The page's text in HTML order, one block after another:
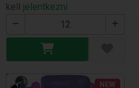
kell jelentkezni
NEW